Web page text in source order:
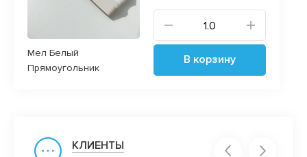
Мел Белый
Прямоугольник
В корзину
КЛИЕНТЫ